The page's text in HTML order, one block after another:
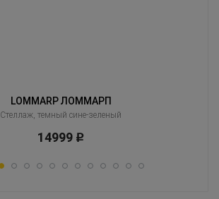
LOMMARP ЛОММАРП
Стеллаж, темный сине-зеленый
14999 Р